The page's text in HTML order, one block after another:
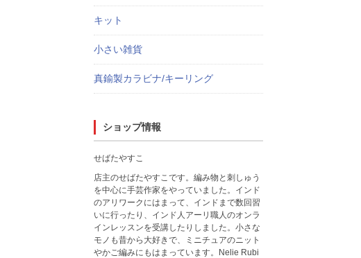
キット
小さい雑貨
真鍮製カラビナ/キーリング
ショップ情報
せばたやすこ
店主のせばたやすこです。編み物と刺しゅう
を中心に手芸作家をやっていました。インド
のアリワークにはまって、インドまで数回習
いに行ったり、インド人アーリ職人のオンラ
インレッスンを受講したりしました。小さな
モノも昔から大好きで、ミニチュアのニット
やかご編みにもはまっています。Nelie Rubi